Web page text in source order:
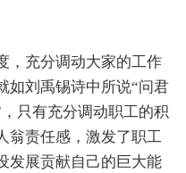
，充分调动大家的工作
如刘禹锡诗中所说“问君
只有充分调动职工的积
翁责任感，激发了职工
发展贡献自己的巨大能